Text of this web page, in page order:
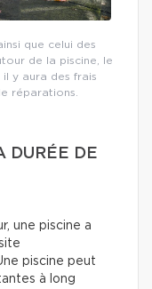
que celui des
de la piscine, le
y aura des frais
réparations.
DURÉE DE
une piscine a
piscine peut
à long